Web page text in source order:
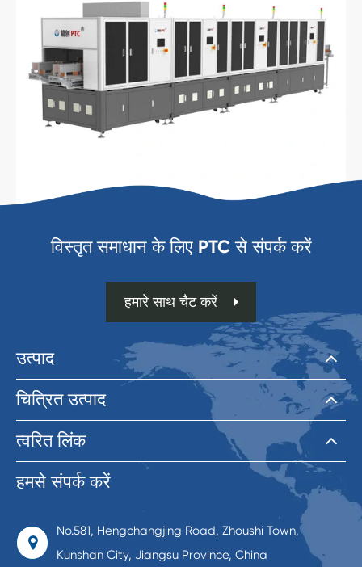
विस्तृत समाधान के लिए PTC से संपर्क करें
हमारे साथ चैट करें
उत्पाद
चित्रित उत्पाद
त्वरित लिंक
हमसे संपर्क करें
No.581, Hengchangjing Road, Zhoushi Town,
Kunshan City, Jiangsu Province, China